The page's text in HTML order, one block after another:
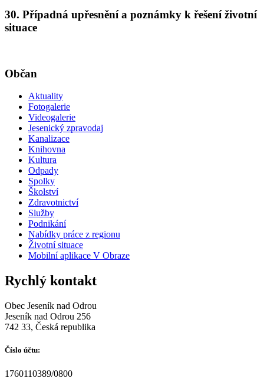
30. Případná upřesnění a poznámky k řešení životní
situace
Občan
Aktuality
Fotogalerie
Videogalerie
Jesenický zpravodaj
Kanalizace
Knihovna
Kultura
Odpady
Spolky
Školství
Zdravotnictví
Služby
Podnikání
Nabídky práce z regionu
Životní situace
Mobilní aplikace V Obraze
Rychlý kontakt
Obec Jeseník nad Odrou
Jeseník nad Odrou 256
742 33, Česká republika
Číslo účtu:
1760110389/0800